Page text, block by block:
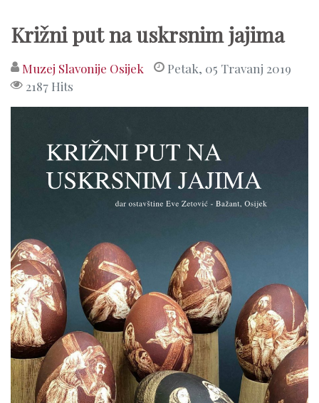
Križni put na uskrsnim jajima
Muzej Slavonije Osijek
Petak, 05 Travanj 2019
2187 Hits